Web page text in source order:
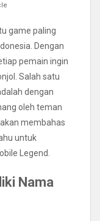
game paling
Dengan
pemain ingin
Salah satu
dengan
oleh teman
membahas
untuk
Legend.
Nama